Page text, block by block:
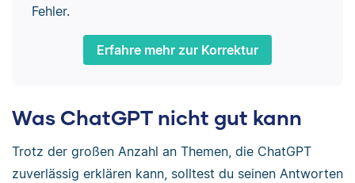
Fehler.
Erfahre mehr zur Korrektur
Was ChatGPT nicht gut kann
Trotz der großen Anzahl an Themen, die ChatGPT
zuverlässig erklären kann, solltest du seinen Antworten